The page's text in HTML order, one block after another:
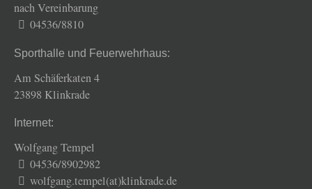
nach Vereinbarung
04536/8810
Sporthalle und Feuerwehrhaus:
Am Schäferkaten 4
23898 Klinkrade
Internet:
Wolfgang Tempel
04536/8902982
wolfgang.tempel(at)klinkrade.de